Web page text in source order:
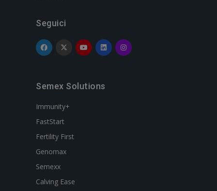
Seguici
Semex Solutions
Immunity+
FastStart
Fertility First
Genomax
Semexx
Calving Ease